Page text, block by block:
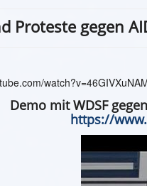
Proteste gegen
Demo mit WDSF
https://